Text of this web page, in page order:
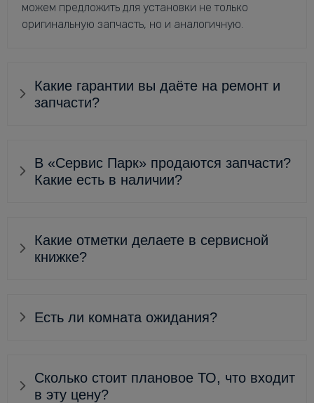
можем предложить для установки не только
оригинальную запчасть, но и аналогичную.
Какие гарантии вы даёте на ремонт и
запчасти?
В «Сервис Парк» продаются запчасти?
Какие есть в наличии?
Какие отметки делаете в сервисной
книжке?
Есть ли комната ожидания?
Сколько стоит плановое ТО, что входит
в эту цену?